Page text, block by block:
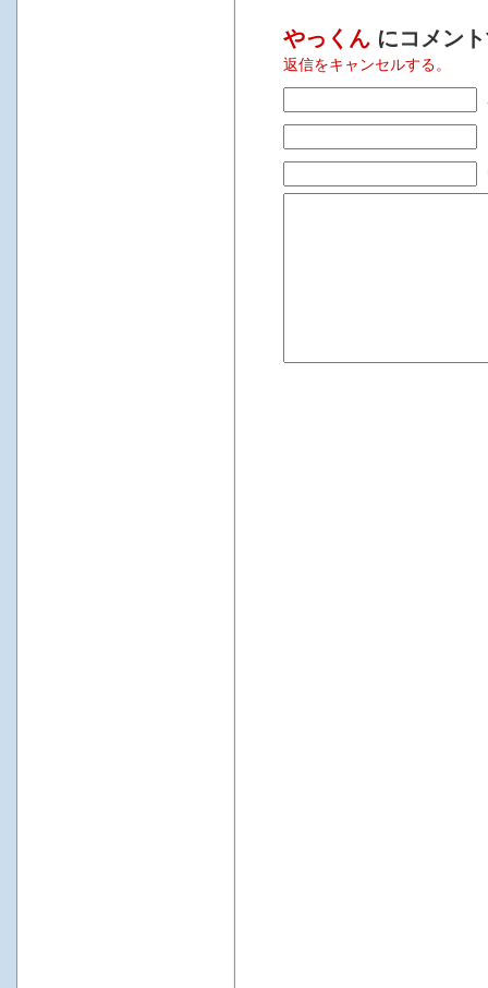
やっくん にコメン
返信をキャンセルする。